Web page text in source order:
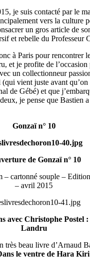
contacté par le
vers la culture
un gros article de
et rebelle du Professeur
pour rencontrer le
et je profite de
un collectionneur
vient juste avant qu’on
de Gébé) et que
je pense que Bastien
Gonzaï n° 10
de Gonzaï n° 10
– cartonné souple –
– avril 2015
avec Christophe Postel
Landru
très beau livre d’Arnaud
le ventre de Hara Kiri